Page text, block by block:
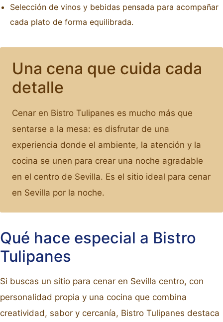
Selección de vinos y bebidas pensada para acompañar
cada plato de forma equilibrada.
Una cena que cuida cada
detalle
Cenar en Bistro Tulipanes es mucho más que
sentarse a la mesa: es disfrutar de una
experiencia donde el ambiente, la atención y la
cocina se unen para crear una noche agradable
en el centro de Sevilla. Es el sitio ideal para cenar
en Sevilla por la noche.
Qué hace especial a Bistro
Tulipanes
Si buscas un sitio para cenar en Sevilla centro, con
personalidad propia y una cocina que combina
creatividad, sabor y cercanía, Bistro Tulipanes destaca